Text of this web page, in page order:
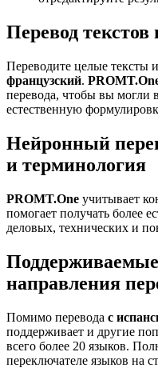
Перевод текстов
Переводите целые тексты
французский.
перевода, чтобы вы могли
естественную
Нейронный
и терминология
PROMT.One учитывает
помогает получать более
деловых, технических и
направления
Помимо перевода с
поддерживает и другие
всего более 20 языков.
переключателе языков на